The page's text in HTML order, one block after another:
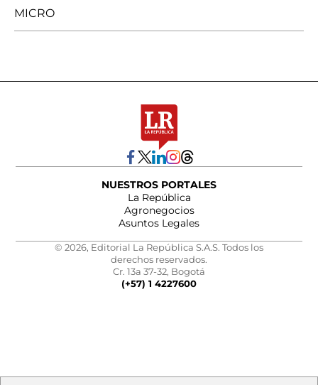
MICRO
NUESTROS PORTALES
La República
Agronegocios
Asuntos Legales
© 2026, Editorial La República S.A.S. Todos los
derechos reservados.
Cr. 13a 37-32, Bogotá
(+57) 1 4227600